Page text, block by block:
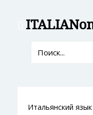
ITALIAN
Итальянский язык